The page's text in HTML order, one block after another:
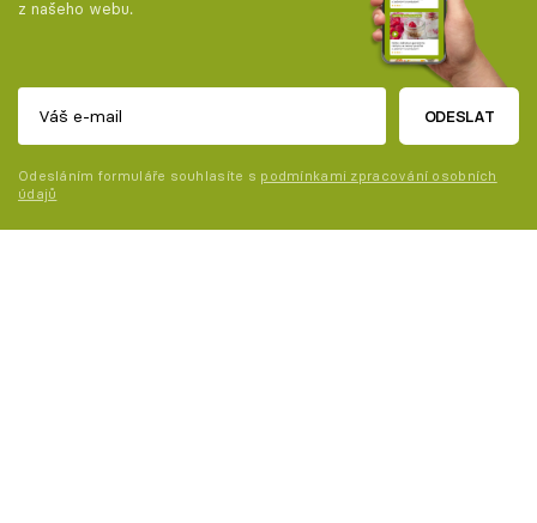
z našeho webu.
ODESLAT
Odesláním formuláře souhlasíte s podmínkami zpracování osobních
údajů